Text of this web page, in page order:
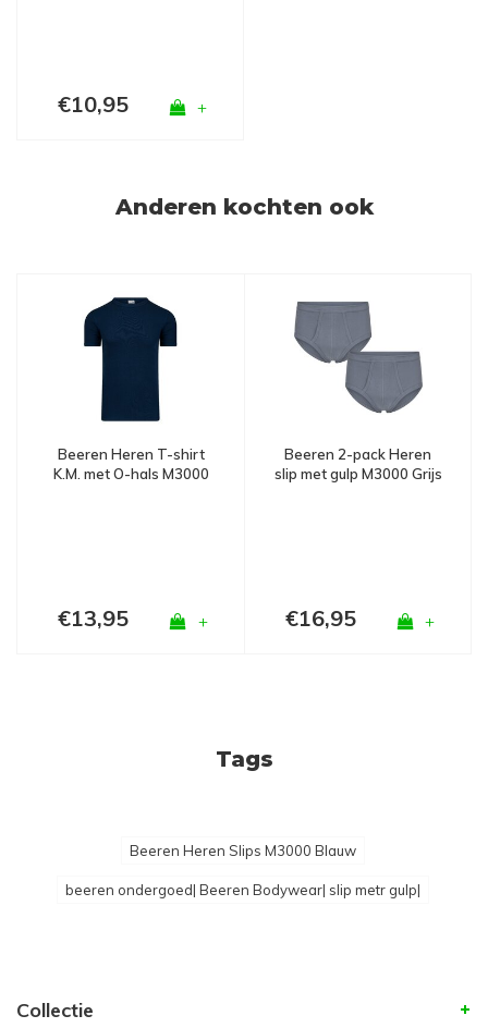
€10,95 +
Anderen kochten ook
Beeren Heren T-shirt
K.M. met O-hals M3000
€13,95 +
Beeren 2-pack Heren
slip met gulp M3000 Grijs
€16,95 +
Tags
Beeren Heren Slips M3000 Blauw
beeren ondergoed| Beeren Bodywear| slip metr gulp|
Collectie